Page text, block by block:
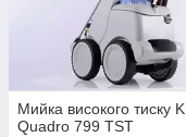
Мийка високого тиску
Quadro 799 TST